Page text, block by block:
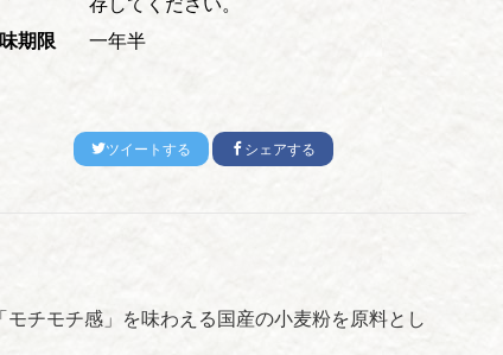
存してください。
期限
一年半
ツイートする シェアする
チモチ感」を味わえる国産の小麦粉を原料とし